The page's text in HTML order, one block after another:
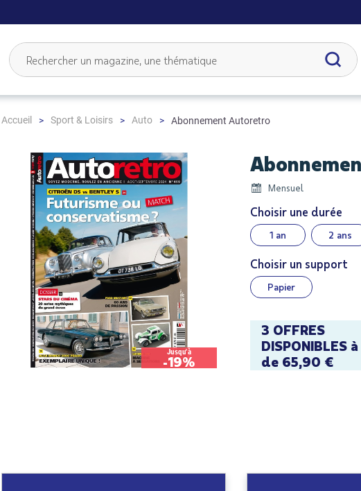
Accueil Sport & Loisirs Auto Abonnement Autoretro
Jusqu'à
-19%
images
gallery
images
Mensuel
Choisir une durée
1 an 2 ans
Choisir un support
Papier
3 OFFRES
DISPONIBLES
de 65,90 €